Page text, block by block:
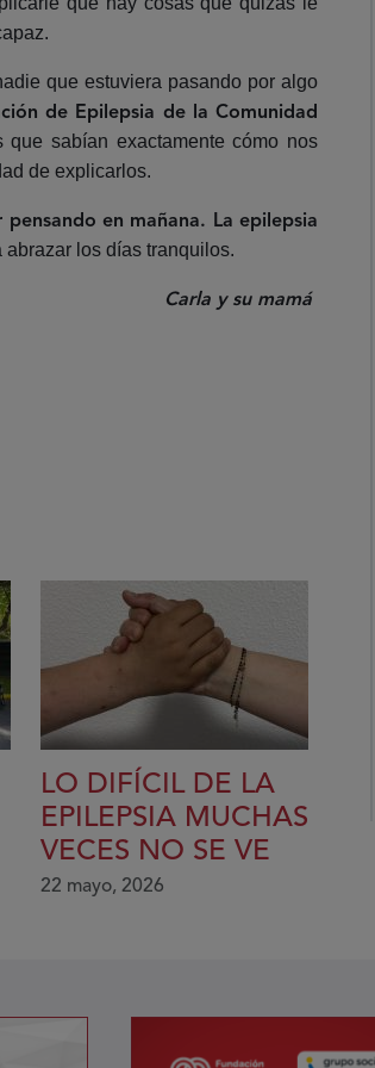
que estuviera pasando por algo
de Epilepsia de la Comunidad
que sabían exactamente cómo nos
de explicarlos.
pensando en mañana. La epilepsia
los días tranquilos.
Carla y su mamá
LO DIFÍCIL DE LA
EPILEPSIA MUCHAS
VECES NO SE VE
22 mayo, 2026